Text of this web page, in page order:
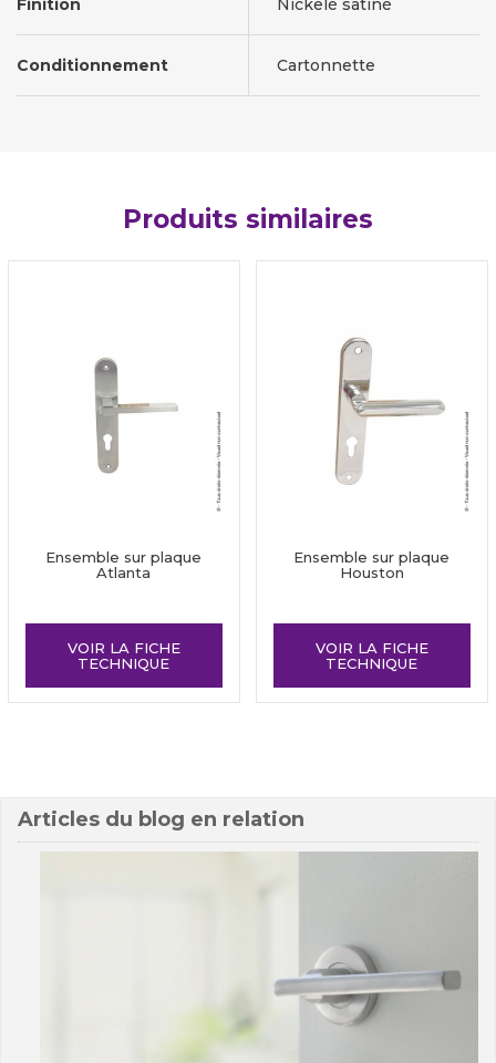
Finition Nickelé satiné
Conditionnement Cartonnette
Produits similaires
Ensemble sur plaque
Atlanta
VOIR LA FICHE
TECHNIQUE
Ensemble sur plaque
Houston
VOIR LA FICHE
TECHNIQUE
Articles du blog en relation